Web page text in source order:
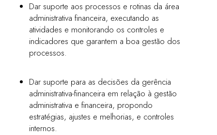
Dar suporte aos processos e rotinas da área
administrativa financeira, executando as
atividades e monitorando os controles e
indicadores que garantem a boa gestão dos
processos.
Dar suporte para as decisões da gerência
administrativa-financeira em relação à gestão
administrativa e financeira, propondo
estratégias, ajustes e melhorias, e controles
internos.